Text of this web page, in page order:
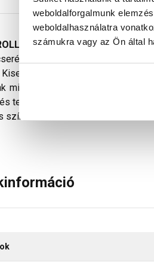
weboldalforgalmunk
weboldalhasználatra
számukra vagy az Ön által
élgerinc elemkiváló
esetén is használható, jól
hullámú cserepekhez vagy
minden technikailag lehetséges
telefonok kijelzőin megjelenő
színektől.